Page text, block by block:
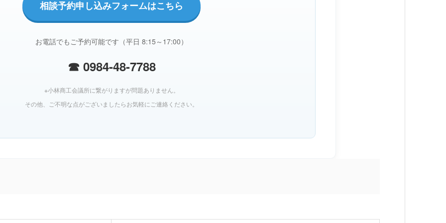
相談予約申し込みフォームはこちら
お電話でもご予約可能です（平日 8:15～17:00）
☎ 0984-48-7788
※小林商工会議所に繋がりますが問題ありません。
その他、ご不明な点がございましたらお気軽にご連絡ください。